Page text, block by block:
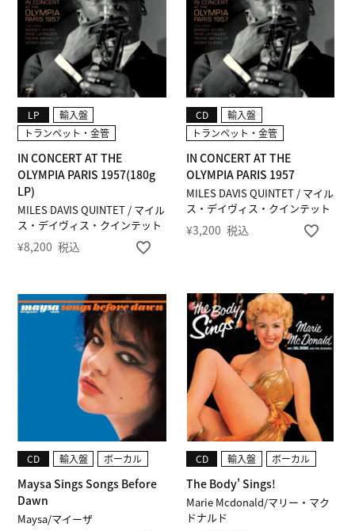
MILES DAVIS QUINTET / マイル
ス・デイヴィス・クインテット
IN CONCERT AT THE
OLYMPIA PARIS 1957(180g
LP)
LP
輸入盤
トランペット・金管
¥8,200 税込
MILES DAVIS QUINTET / マイル
ス・デイヴィス・クインテット
IN CONCERT AT THE
OLYMPIA PARIS 1957
CD
輸入盤
トランペット・金管
¥3,200 税込
Maysa/マイーザ
Maysa Sings Songs Before
Dawn
CD 輸入盤 ボーカル
Marie Mcdonald/マリー・マク
ドナルド
The Body' Sings!
CD 輸入盤 ボーカル